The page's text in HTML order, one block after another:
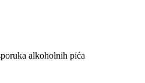
alkoholnih pića